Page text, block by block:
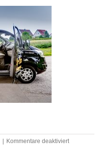
Kommentare deaktiviertfür